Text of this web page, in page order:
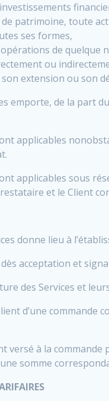
patrimoine, toute
ses formes,
de quelque
ou
extension ou son
emporte, de la part
applicables
applicables sous
et le Client
donne lieu à
acceptation et
des Services et
d’une
versé à la
une somme